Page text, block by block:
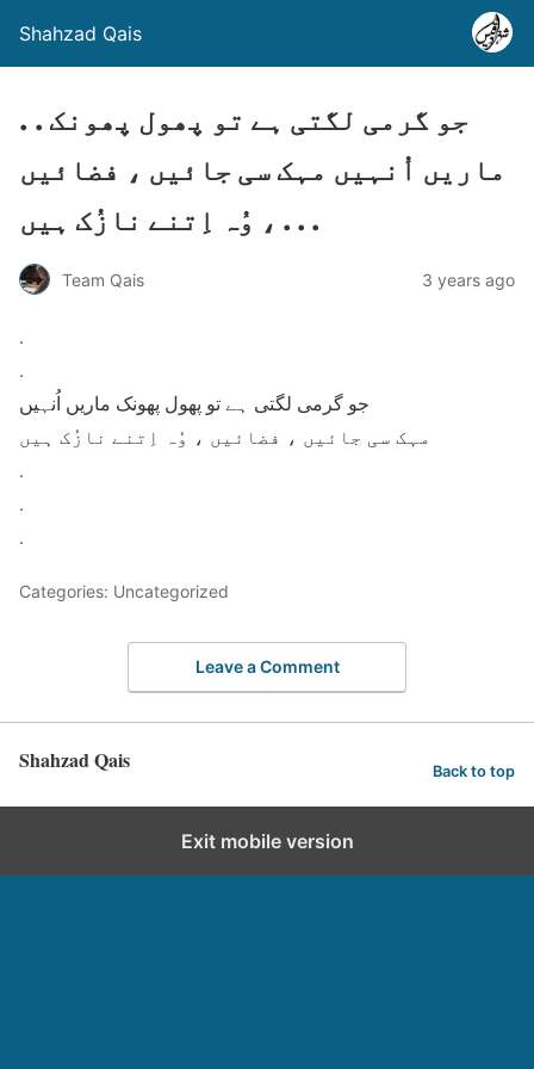
Shahzad Qais
. . جو گرمی لگتی ہے تو پھول پھونک
ماریں اُنہیں مہک سی جائیں ، فضائیں
، وُہ اِتنے نازُک ہیں . . .
Team Qais 3 years ago
.
.
جو گرمی لگتی ہے تو پھول پھونک ماریں اُنہیں
مہک سی جائیں ، فضائیں ، وُہ اِتنے نازُک ہیں
.
.
.
Categories: Uncategorized
Leave a Comment
Shahzad Qais Back to top
Exit mobile version